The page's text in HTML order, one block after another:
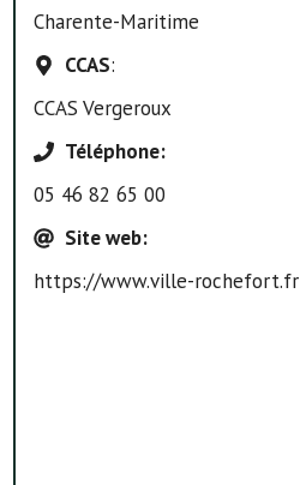
Charente-Maritime
CCAS:
CCAS Vergeroux
Téléphone:
05 46 82 65 00
Site web:
https://www.ville-rochefort.fr